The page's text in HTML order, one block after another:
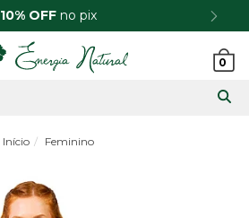
10% OFF no pix
0
Início Feminino